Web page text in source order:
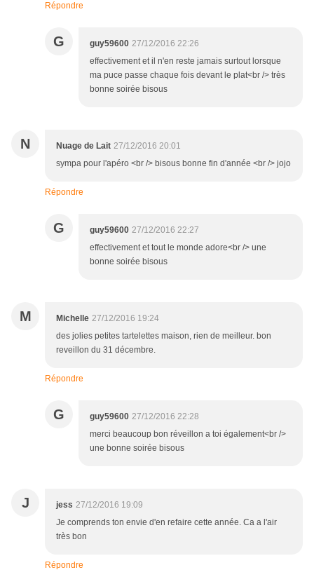
Répondre
G guy59600 27/12/2016 22:26
effectivement et il n'en reste jamais surtout lorsque
ma puce passe chaque fois devant le plat<br /> très
bonne soirée bisous
N Nuage de Lait 27/12/2016 20:01
sympa pour l'apéro <br /> bisous bonne fin d'année <br /> jojo
Répondre
G guy59600 27/12/2016 22:27
effectivement et tout le monde adore<br /> une
bonne soirée bisous
M Michelle 27/12/2016 19:24
des jolies petites tartelettes maison, rien de meilleur. bon
reveillon du 31 décembre.
Répondre
G guy59600 27/12/2016 22:28
merci beaucoup bon réveillon a toi également<br />
une bonne soirée bisous
J jess 27/12/2016 19:09
Je comprends ton envie d'en refaire cette année. Ca a l'air
très bon
Répondre